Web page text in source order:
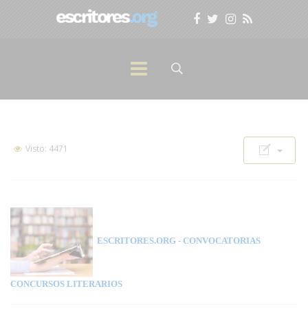
Visto: 4471
ESCRITORES.ORG - CONVOCATORIAS
CONCURSOS LITERARIOS